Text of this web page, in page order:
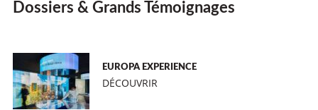
Dossiers & Grands Témoignages
EUROPA EXPERIENCE
DÉCOUVRIR